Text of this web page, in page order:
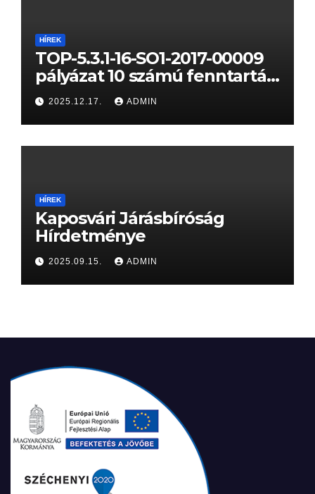
HÍREK
TOP-5.3.1-16-SO1-2017-00009
pályázat 10 számú fenntartási
jelentése
2025.12.17. ADMIN
HÍREK
Kaposvári Járásbíróság
Hírdetménye
2025.09.15. ADMIN